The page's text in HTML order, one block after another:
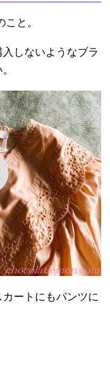
と。
しないようなブラ
ートにもパンツに